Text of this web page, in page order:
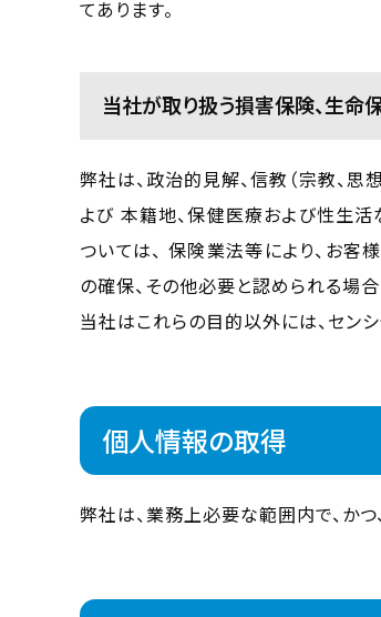
てあります。
当社が取り扱う損害保険、生命
弊社は、政治的見解、信教（宗教、思
よび 本籍地、保健医療および性生活
ついては、 保険業法等により、お
の確保、その他必要と認められる場
当社はこれらの目的以外には、セン
個人情報の取得
弊社は、業務上必要な範囲内で、か